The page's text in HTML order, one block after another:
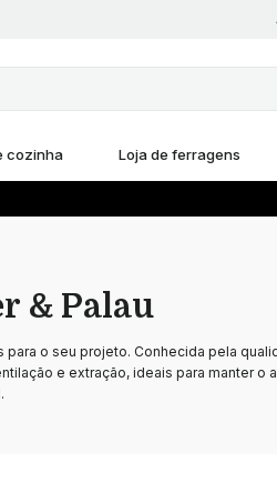
cozinha Loja de ferragens
& Palau
para o seu projeto. Conhecida pela
e extração, ideais para manter o